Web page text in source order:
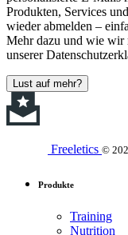
Produkten, Services
wieder abmelden –
Mehr dazu und wie wir
unserer
Lust auf mehr?
Freeletics ©
Produkte
Training
Nutrition